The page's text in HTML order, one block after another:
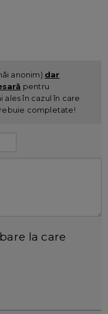
anonim) dar
pentru
ales în cazul în care
completate!
la care